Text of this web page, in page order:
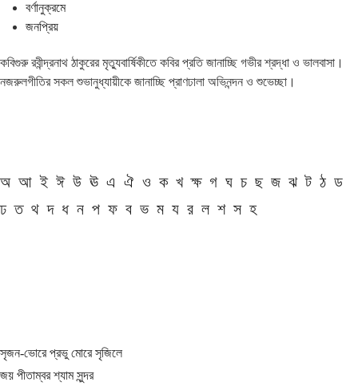
বর্ণানুক্রমে
জনপ্রিয়
কবিগুরু রবীন্দ্রনাথ ঠাকুরের মৃত্যুবার্ষিকীতে কবির প্রতি জানাচ্ছি গভীর শ্রদ্ধা ও ভালবাসা।
নজরুলগীতির সকল শুভানুধ্যায়ীকে জানাচ্ছি প্রাণঢালা অভিনন্দন ও শুভেচ্ছা।
অ আ ই ঈ উ ঊ এ ঐ ও ক খ ক্ষ গ ঘ চ ছ জ ঝ ট ঠ ড
ঢ ত থ দ ধ ন প ফ ব ভ ম য র ল শ স হ
সৃজন-ভোরে প্রভু মোরে সৃজিলে
জয় পীতাম্বর শ্যাম সুন্দর